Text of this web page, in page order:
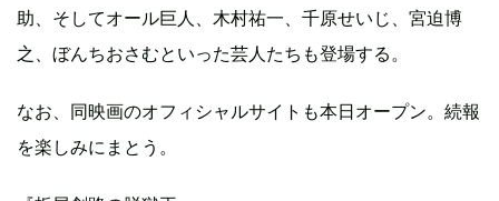
助、そしてオール巨人、木村祐一、千原せいじ、宮迫博
之、ぼんちおさむといった芸人たちも登場する。
なお、同映画のオフィシャルサイトも本日オープン。続報
を楽しみにまとう。